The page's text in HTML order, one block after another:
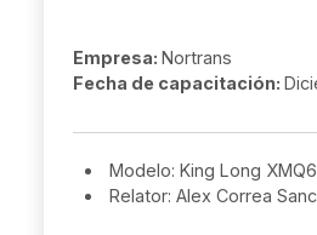
Empresa: Nortrans
Fecha de capacitación:
Modelo: King Long
Relator: Alex Correa